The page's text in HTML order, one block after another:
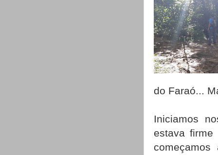
do Faraó...
Iniciamos
estava